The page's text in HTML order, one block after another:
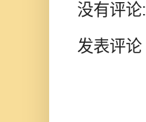
没有评论:
发表评论